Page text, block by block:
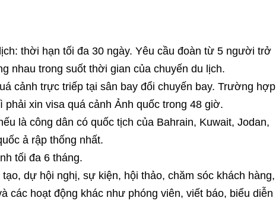
thời hạn tối đa 30 ngày. Yêu cầu đoàn từ 5 người trở
nhau trong suốt thời gian của chuyến du lịch.
cảnh trực triếp tại sân bay đổi chuyến bay. Trường hợp
xin visa quá cảnh Ảnh quốc trong 48 giờ.
là công dân có quốc tịch của Bahrain, Kuwait, Jodan,
ả rập thống nhất.
tối đa 6 tháng.
dự hội nghị, sự kiện, hội thảo, chăm sóc khách hàng,
hoạt động khác như phóng viên, viết báo, biểu diễn